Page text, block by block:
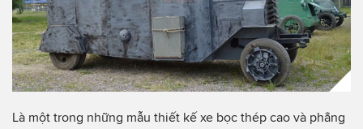
Là một trong những mẫu thiết kế xe bọc thép cao và phẳng